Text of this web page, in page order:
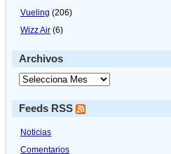
Vueling (206)
Wizz Air (6)
Archivos
Feeds RSS
Noticias
Comentarios